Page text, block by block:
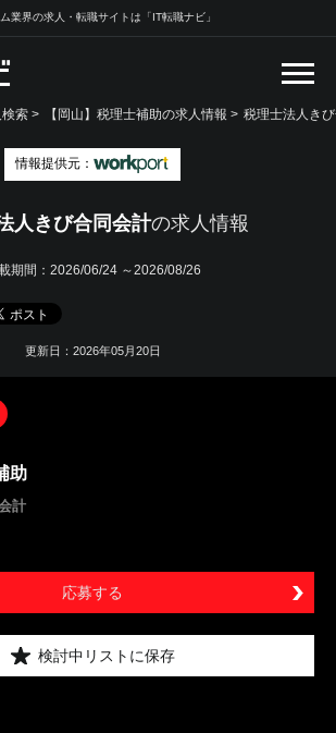
業界の求人・転職サイトは「IT転職ナビ」
索 > 【岡山】税理士補助の求人情報 > 税理士法人き
情報提供元：
人きび合同会計の求人情報
期間： 2026/06/24 ～2026/08/26
更新日：2026年05月20日
助
計
応募する
検討中リストに保存